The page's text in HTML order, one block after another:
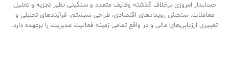
حسابدار امروزی برخلاف گذشته وظایف متعدد و سنگینی نظیر تجزیه و تحلیل
معاملات، سنجش رویدادهای اقتصادی، طراحی سیستم، فرآیندهای تحلیلی و
تغییری ارزیابی‌های مالی و در واقع تمامی زمینه فعالیت مدیریت را برعهده دارد.